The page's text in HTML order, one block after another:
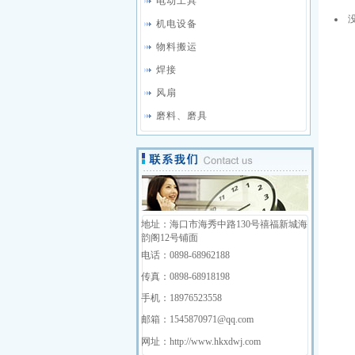
机电设备
物料搬运
焊接
风扇
磨料、磨具
地址：海口市海秀中路130号禧福新城海
韵阁12号铺面
电话：0898-68962188
传真：0898-68918198
手机：18976523558
邮箱：1545870971@qq.com
网址：http://www.hkxdwj.com